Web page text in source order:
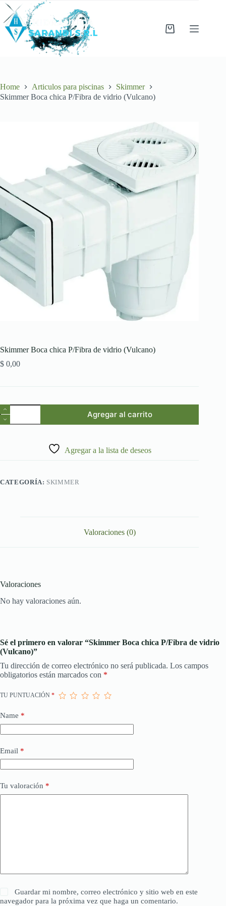
Skip
content
Shopping
Home Articulos para piscinas
Skimmer
Skimmer Boca chica P/Fibra de vidrio (Vulcano)
Skimmer Boca chica P/Fibra de vidrio (Vulcano)
$ 0,00
Skimmer
Boca
chica
Agregar al carrito
Agregar a la lista de deseos
CATEGORÍA: SKIMMER
Valoraciones (0)
Valoraciones
No hay valoraciones aún.
Sé el primero en valorar “Skimmer Boca chica P/Fibra de vidrio
(Vulcano)”
Tu dirección de correo electrónico no será publicada. Los campos
obligatorios están marcados con *
TU PUNTUACIÓN *
Name *
Email *
Tu valoración *
Guardar mi nombre, correo electrónico y sitio web en este
navegador para la próxima vez que haga un comentario.